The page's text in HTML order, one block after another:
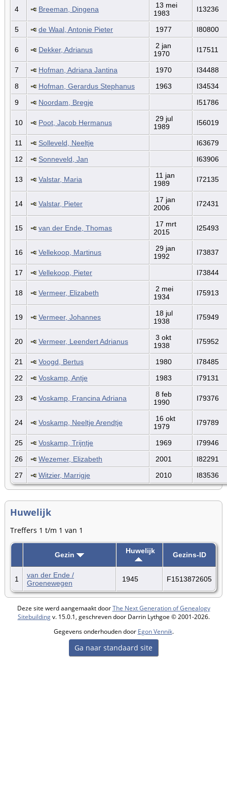
4 Breeman, Dingena
13 mei
1983
I13236
5 de Waal, Antonie Pieter 1977 I80800
6 Dekker, Adrianus
2 jan
1970
I17511
7 Hofman, Adriana Jantina 1970
I34488
8
Hofman, Gerardus Stephanus 1963
I34534
9
Noordam, Bregje I51786
10 Poot, Jacob Hermanus
29 jul
1989
I56019
11 Solleveld, Neeltje
I63679
12
Sonneveld, Jan I63906
13 Valstar, Maria
11 jan
1989
I72135
14 Valstar, Pieter
17 jan
2006
I72431
15 van der Ende, Thomas
17 mrt
2015
I25493
16 Vellekoop, Martinus
29 jan
1992
I73837
17 Vellekoop, Pieter I73844
18 Vermeer, Elizabeth
2 mei
1934
I75913
19 Vermeer, Johannes
18 jul
1938
I75949
20 Vermeer, Leendert Adrianus
3 okt
1938
I75952
21 Voogd, Bertus 1980
I78485
22
Voskamp, Antje 1983 I79131
23 Voskamp, Francina Adriana
8 feb
1990
I79376
24 Voskamp, Neeltje Arendtje
16 okt
1979
I79789
25 Voskamp, Trijntje 1969
I79946
26
Wezemer, Elizabeth 2001
I82291
27
Witzier, Marrigje 2010 I83536
Huwelijk
Treffers 1 t/m 1 van 1
Gezin Huwelijk Gezins-ID
1
van der Ende /
Groenewegen
1945 F1513872605
Deze site werd aangemaakt doorThe Next Generation of Genealogy
Sitebuildingv. 15.0.1, geschreven door Darrin Lythgoe © 2001-2026.
Gegevens onderhouden door Egon Vennik.
Ga naar standaard site